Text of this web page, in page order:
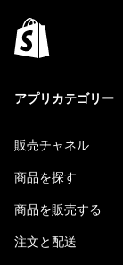
アプリカテゴリー
販売チャネル
商品を探す
商品を販売する
注文と配送